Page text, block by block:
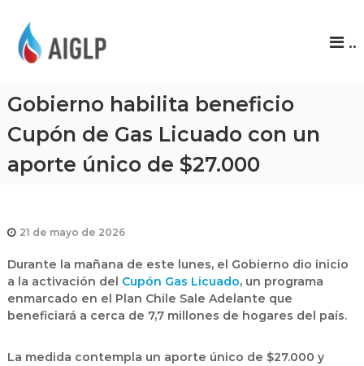
P
..
Gobierno habilita beneficio
Cupón de Gas Licuado con un
aporte único de $27.000
21 de mayo de 2026
Durante la mañana de este lunes, el Gobierno dio inicio
a la activación del Cupón Gas Licuado, un programa
enmarcado en el Plan Chile Sale Adelante que
beneficiará a cerca de 7,7 millones de hogares del país.
La medida contempla un aporte único de $27.000 y